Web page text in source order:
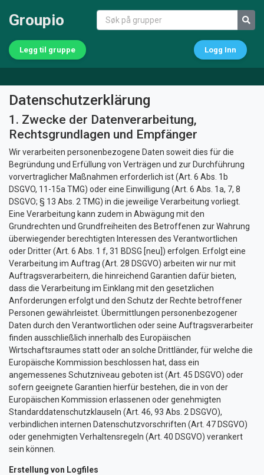
Groupio
Legg til gruppe Logg Inn
Datenschutzerklärung
1. Zwecke der Datenverarbeitung,
Rechtsgrundlagen und Empfänger
Wir verarbeiten personenbezogene Daten soweit dies für die
Begründung und Erfüllung von Verträgen und zur Durchführung
vorvertraglicher Maßnahmen erforderlich ist (Art. 6 Abs. 1b
DSGVO, 11-15a TMG) oder eine Einwilligung (Art. 6 Abs. 1a, 7, 8
DSGVO; § 13 Abs. 2 TMG) in die jeweilige Verarbeitung vorliegt.
Eine Verarbeitung kann zudem in Abwägung mit den
Grundrechten und Grundfreiheiten des Betroffenen zur Wahrung
überwiegender berechtigten Interessen des Verantwortlichen
oder Dritter (Art. 6 Abs. 1 f, 31 BDSG [neu]) erfolgen. Erfolgt eine
Verarbeitung im Auftrag (Art. 28 DSGVO) arbeiten wir nur mit
Auftragsverarbeitern, die hinreichend Garantien dafür bieten,
dass die Verarbeitung im Einklang mit den gesetzlichen
Anforderungen erfolgt und den Schutz der Rechte betroffener
Personen gewährleistet. Übermittlungen personenbezogener
Daten durch den Verantwortlichen oder seine Auftragsverarbeiter
finden ausschließlich innerhalb des Europäischen
Wirtschaftsraumes statt oder an solche Drittländer, für welche die
Europäische Kommission beschlossen hat, dass ein
angemessenes Schutzniveau geboten ist (Art. 45 DSGVO) oder
sofern geeignete Garantien hierfür bestehen, die in von der
Europäischen Kommission erlassenen oder genehmigten
Standarddatenschutzklauseln (Art. 46, 93 Abs. 2 DSGVO),
verbindlichen internen Datenschutzvorschriften (Art. 47 DSGVO)
oder genehmigten Verhaltensregeln (Art. 40 DSGVO) verankert
sein können.
Erstellung von Logfiles